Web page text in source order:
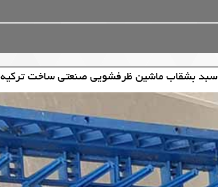
سبد بشقاب ماشین ظرفشویی صنعتی ساخت ترکیه